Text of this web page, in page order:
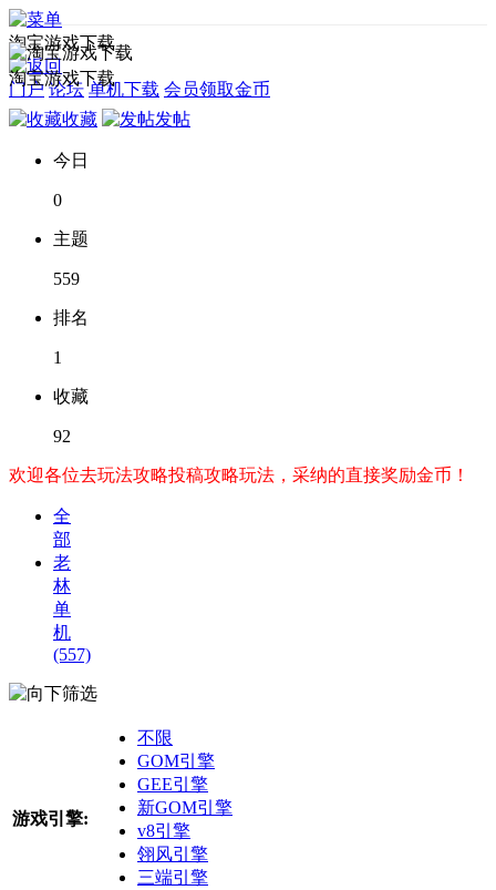
淘宝游戏下载
门户 论坛 单机下载 会员领取金币
淘宝游戏下载
收藏 发帖
今日
0
主题
559
排名
1
收藏
92
欢迎各位去玩法攻略投稿攻略玩法，采纳的直接奖励金币！
全
部
老
林
单
机
(557)
筛选
游戏引擎:
不限
GOM引擎
GEE引擎
新GOM引擎
v8引擎
翎风引擎
三端引擎